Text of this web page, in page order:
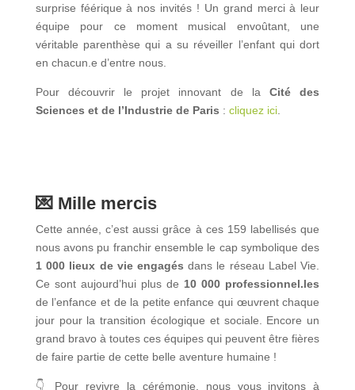
surprise féérique à nos invités ! Un grand merci à leur
équipe pour ce moment musical envoûtant, une
véritable parenthèse qui a su réveiller l’enfant qui dort
en chacun.e d’entre nous.
Pour découvrir le projet innovant de laCité des
Sciences et de l’Industrie de Paris : cliquez ici.
💌 Mille mercis
Cette année, c’est aussi grâce à ces 159 labellisés que
nous avons pu franchir ensemble le cap symbolique des
1 000 lieux de vie engagés dans le réseau Label Vie.
Ce sont aujourd’hui plus de 10 000 professionnel.les
de l’enfance et de la petite enfance qui œuvrent chaque
jour pour la transition écologique et sociale. Encore un
grand bravo à toutes ces équipes qui peuvent être fières
de faire partie de cette belle aventure humaine !
👇 Pour revivre la cérémonie, nous vous invitons à